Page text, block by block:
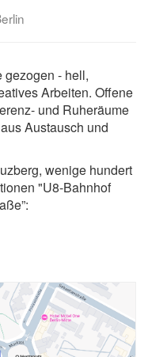
gezogen - hell,
Arbeiten. Offene
und Ruheräume
Austausch und
wenige hundert
"U8-Bahnhof